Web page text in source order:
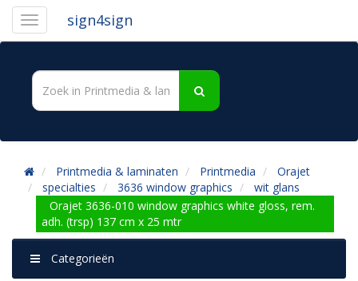
sign4sign
Printmedia & laminaten Printmedia
Orajet
specialties
3636 window graphics
wit glans
Orajet 3636-010 window graphics white gloss, rem.
adh. (trsp) 137 cm x 25 mtr
Categorieën